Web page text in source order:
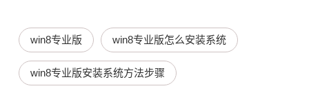
win8专业版 win8专业版怎么安装系统
win8专业版安装系统方法步骤